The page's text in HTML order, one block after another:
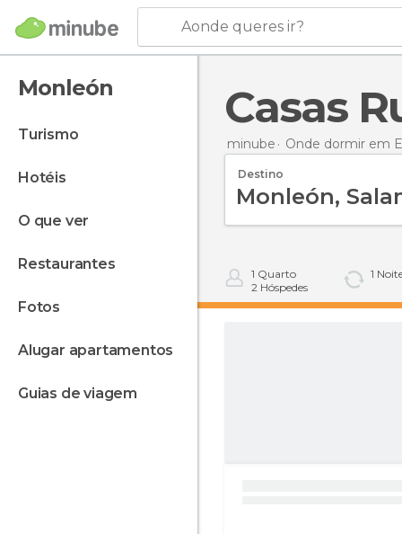
Aonde queres ir?
Monleón
turismo
hotéis
o que ver
restaurantes
fotos
alugar apartamentos
guias de viagem
Casas
minube Onde dormir em
Destino
1 Quarto
2 Hóspedes
1